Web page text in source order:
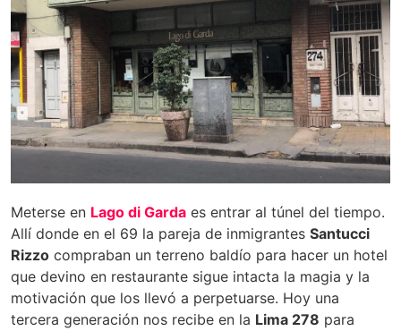
Meterse en Lago di Garda es entrar al túnel del tiempo.
Allí donde en el 69 la pareja de inmigrantes Santucci
Rizzo compraban un terreno baldío para hacer un hotel
que devino en restaurante sigue intacta la magia y la
motivación que los llevó a perpetuarse. Hoy una
tercera generación nos recibe en la Lima 278 para